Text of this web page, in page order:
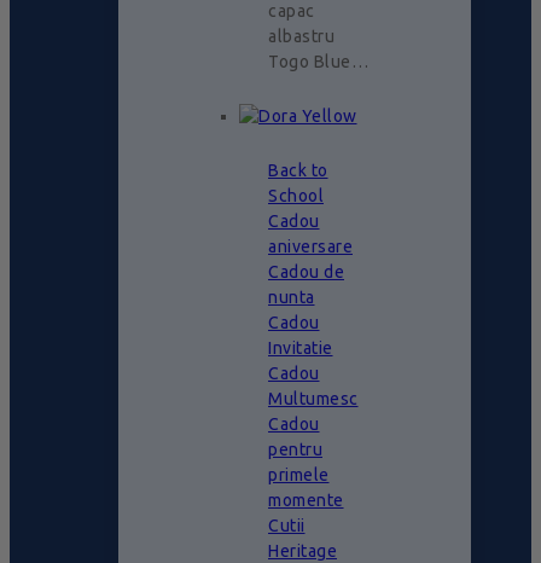
capac
albastru
Togo Blue…
Back to
School
Cadou
aniversare
Cadou de
nunta
Cadou
Invitatie
Cadou
Multumesc
Cadou
pentru
primele
momente
Cutii
Heritage